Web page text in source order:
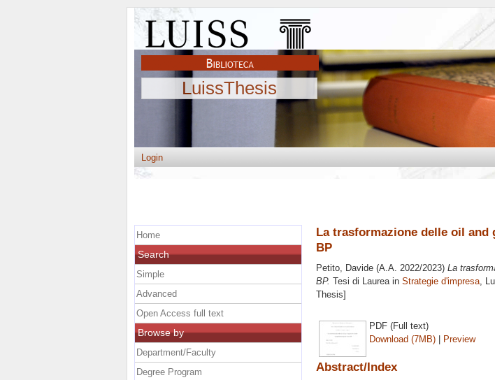
LuissThesis
Login
La trasformazione delle oil and
BP
Petito, Davide (A.A. 2022/2023) La
BP. Tesi di Laurea in Strategie d'impresa,
Thesis]
PDF (Full text)
Download (7MB) | Preview
Abstract/Index
Home
Search
Simple
Advanced
Open Access full text
Browse by
Department/Faculty
Degree Program